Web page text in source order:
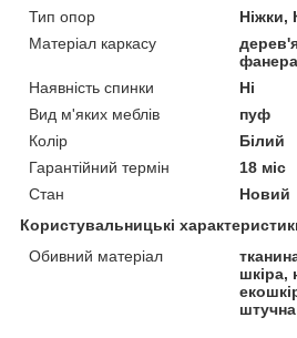
Тип опор
Ніжки,
Матеріал каркасу
фанера
Наявність спинки
Ні
Вид м'яких меблів
пуф
Колір
Білий
Гарантійний термін
18 міс
Стан
Новий
Користувальницькі
Обивний матеріал
шкіра,